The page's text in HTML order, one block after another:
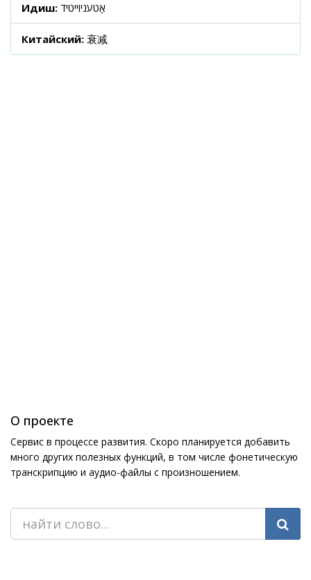
Идиш: אַטעניוייטיד
Китайский: 衰减
О проекте
Сервис в процессе развития. Скоро планируется добавить
много других полезных функций, в том числе фонетическую
транскрипцию и аудио-файлы с произношением.